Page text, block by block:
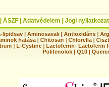
ÁSZF Adatvédelem Jogi nyilatkozat
lipidsav |Aminosavak |Antioxidáns |
hatása | Chitosan | Chlorella |
| L-Cystine | Lactoferrin- Lactoferin
Polifenolok |Q10 |